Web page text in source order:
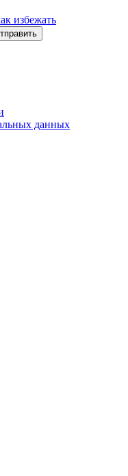
избежать
данных